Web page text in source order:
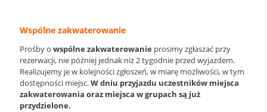
Wspólne zakwaterowanie
Prośby o wspólne zakwaterowanie prosimy zgłaszać przy
rezerwacji, nie później jednak niż 2 tygodnie przed wyjazdem.
Realizujemy je w kolejności zgłoszeń, w miarę możliwości, w tym
dostępności miejsc.W dniu przyjazdu uczestników miejsca
zakwaterowania oraz miejsca w grupach są już
przydzielone.